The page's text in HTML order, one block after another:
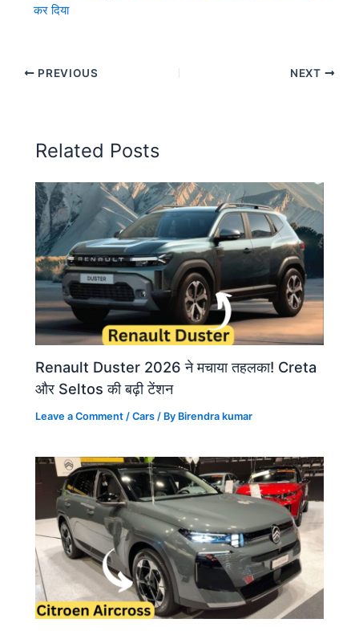
कर दिया
PREVIOUS NEXT
Related Posts
Renault Duster 2026 ने मचाया तहलका! Creta
और Seltos की बढ़ी टेंशन
Leave a Comment /Cars / By Birendra kumar